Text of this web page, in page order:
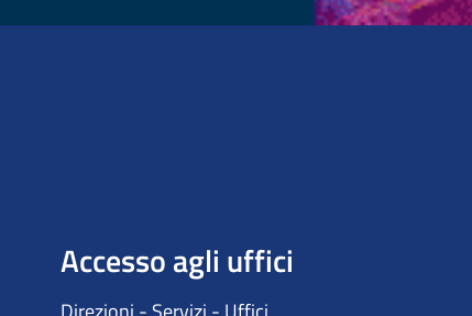
Accesso agli uffici